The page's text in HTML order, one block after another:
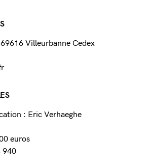
Villeurbanne Cedex
: Eric Verhaeghe
euros
940